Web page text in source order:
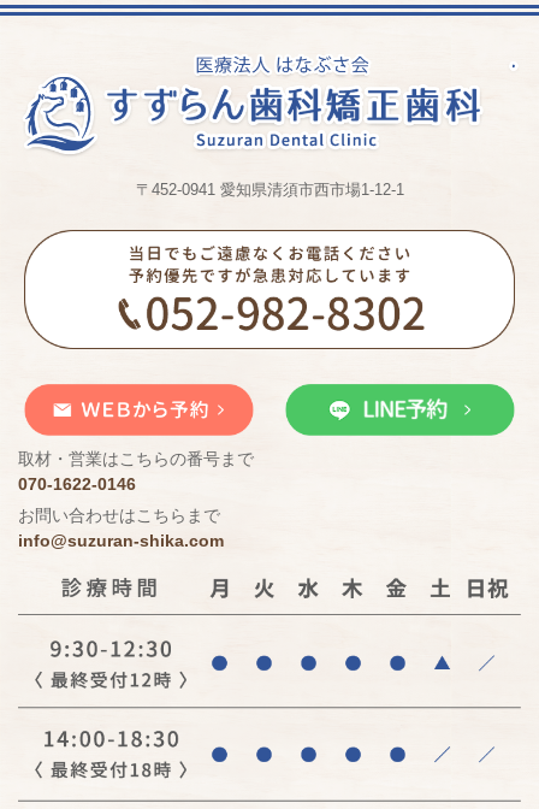
〒452-0941 愛知県清須市西市場1-12-1
取材・営業はこちらの番号まで
070-1622-0146
お問い合わせはこちらまで
info@suzuran-shika.com